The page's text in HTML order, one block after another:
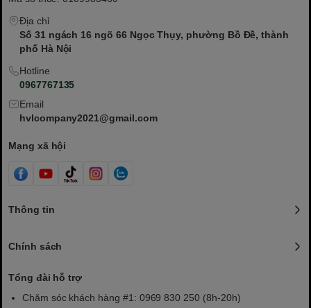
Địa chỉ
Số 31 ngách 16 ngõ 66 Ngọc Thụy, phường Bồ Đề, thành
phố Hà Nội
Hotline
0967767135
Email
hvlcompany2021@gmail.com
Mạng xã hội
Thông tin
Chính sách
Tổng đài hỗ trợ
Chăm sóc khách hàng #1: 0969 830 250 (8h-20h)